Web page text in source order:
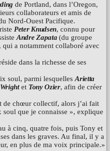
de Portland, dans l’Oregon,
collaborateurs et amis de
Nord-Ouest Pacifique.
Peter Knudsen, connu pour
Andre Zapata (du groupe
qui a notamment collaboré avec
dans la richesse de ses
soul, parmi lesquellesArietta
et Tony Ozier, afin de créer
de chœur collectif, alors j’ai fait
que je connaisse », explique
à cinq, quatre fois, puis Tony et
dans les graves. Au final, il y a
en plus de ma voix principale.»